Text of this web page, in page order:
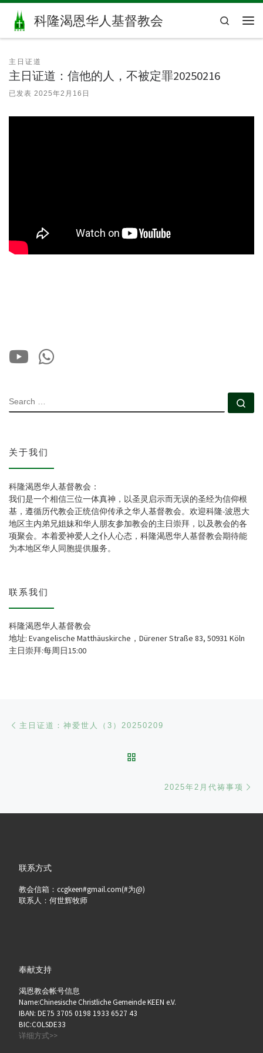
Skip to content
科隆渴恩华人基督教会
Search
主日证道
主日证道：信他的人，不被定罪20250216
已发表 2025年2月16日
SEARCH
关于我们
科隆渴恩华人基督教会：
我们是一个相信三位一体真神，以圣灵启示而无误的圣经为信仰根
基，遵循历代教会正统信仰传承之华人基督教会。欢迎科隆-波恩大
地区主内弟兄姐妹和华人朋友参加教会的主日崇拜，以及教会的各
项聚会。本着爱神爱人之仆人心态，科隆渴恩华人基督教会期待能
为本地区华人同胞提供服务。
联系我们
科隆渴恩华人基督教会
地址: Evangelische Matthäuskirche，Dürener Straße 83, 50931 Köln
主日崇拜:每周日15:00
主日证道：神爱世人（3）20250209
2025年2月代祷事项
联系方式
教会信箱：ccgkeen#gmail.com(#为@)
联系人：何世辉牧师
奉献支持
渴恩教会帐号信息
Name:Chinesische Christliche Gemeinde KEEN e.V.
IBAN: DE75 3705 0198 1933 6527 43
BIC:COLSDE33
详细方式>>